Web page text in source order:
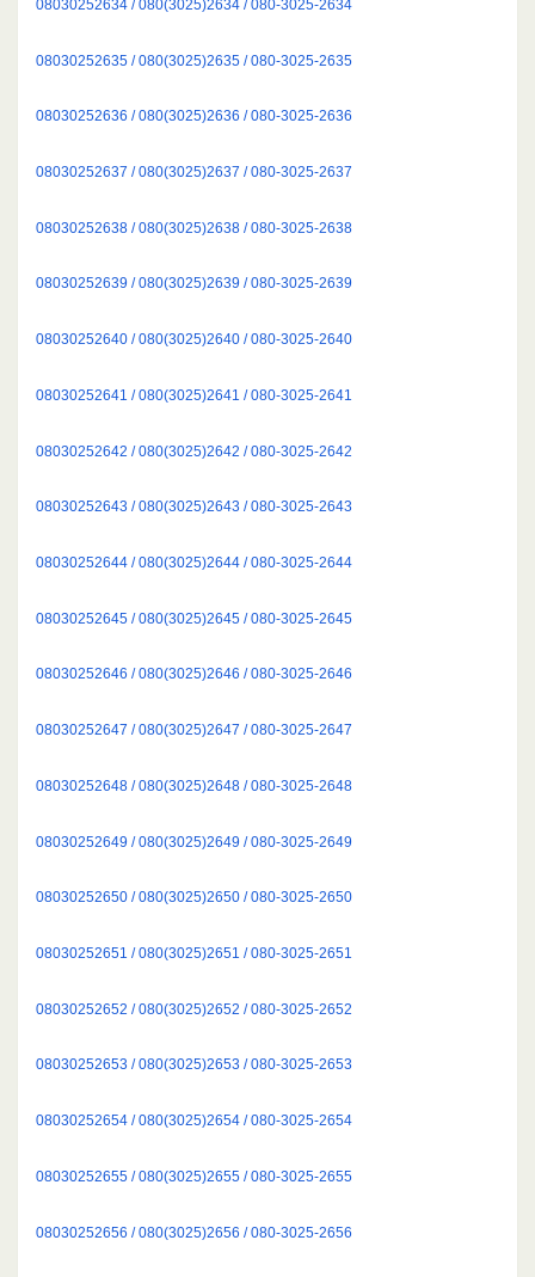
08030252634 / 080(3025)2634 / 080-3025-2634
08030252635 / 080(3025)2635 / 080-3025-2635
08030252636 / 080(3025)2636 / 080-3025-2636
08030252637 / 080(3025)2637 / 080-3025-2637
08030252638 / 080(3025)2638 / 080-3025-2638
08030252639 / 080(3025)2639 / 080-3025-2639
08030252640 / 080(3025)2640 / 080-3025-2640
08030252641 / 080(3025)2641 / 080-3025-2641
08030252642 / 080(3025)2642 / 080-3025-2642
08030252643 / 080(3025)2643 / 080-3025-2643
08030252644 / 080(3025)2644 / 080-3025-2644
08030252645 / 080(3025)2645 / 080-3025-2645
08030252646 / 080(3025)2646 / 080-3025-2646
08030252647 / 080(3025)2647 / 080-3025-2647
08030252648 / 080(3025)2648 / 080-3025-2648
08030252649 / 080(3025)2649 / 080-3025-2649
08030252650 / 080(3025)2650 / 080-3025-2650
08030252651 / 080(3025)2651 / 080-3025-2651
08030252652 / 080(3025)2652 / 080-3025-2652
08030252653 / 080(3025)2653 / 080-3025-2653
08030252654 / 080(3025)2654 / 080-3025-2654
08030252655 / 080(3025)2655 / 080-3025-2655
08030252656 / 080(3025)2656 / 080-3025-2656